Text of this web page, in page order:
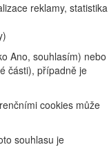
reklamy, statistika
Ano, souhlasím) nebo
části), případně je
cookies může
souhlasu je